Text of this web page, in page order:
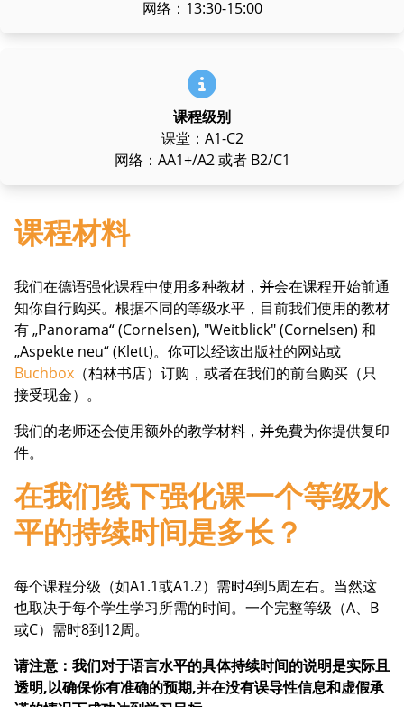
网络：13:30-15:00
课程级别
课堂：A1-C2
网络：AA1+/A2 或者 B2/C1
课程材料
我们在德语强化课程中使用多种教材， 并会在课程开始前通
知你自行购买。根据不同的等级水平，目前我们使用的教材
有 „Panorama“ (Cornelsen), "Weitblick" (Cornelsen) 和
„Aspekte neu“ (Klett)。你可以经该出版社的网站或
Buchbox （柏林书店）订购，或者在我们的前台购买（只
接受现金）。
我们的老师还会使用额外的教学材料， 并免費为你提供复印
件。
在我们线下强化课一个等级水
平的持续时间是多长？
每个课程分级（如A1.1或A1.2）需时4到5周左右。当然这
也取决于每个学生学习所需的时间。一个完整等级（A、B
或C）需时8到12周。
请注意：我们对于语言水平的具体持续时间的说明是实际且
透明,以确保你有准确的预期,并在没有误导性信息和虚假承